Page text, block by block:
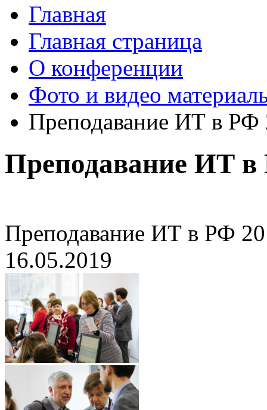
Главная
Главная страница
О конференции
Фото и видео
Преподавание ИТ в РФ
Преподавание ИТ в
Преподавание ИТ в РФ
16.05.2019